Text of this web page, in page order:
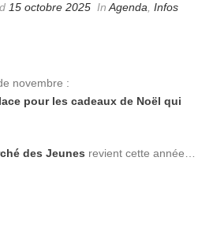
15 octobre 2025 In Agenda Infos
novembre :
pour les cadeaux de Noël qui
des Jeunes revient cette année…